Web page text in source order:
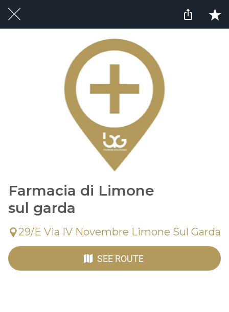
Farmacia di Limone
sul garda
29/E Via IV Novembre Limone Sul Garda
SEE ROUTE